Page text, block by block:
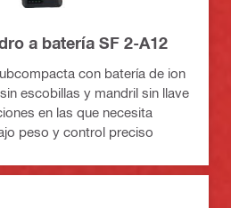
a batería SF 2-A12
con batería de ion
escobillas y mandril sin llave
en las que necesita
peso y control preciso